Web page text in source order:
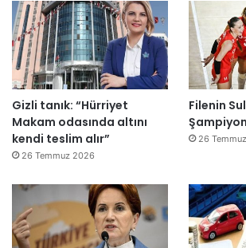
Gizli tanık: “Hürriyet
Makam odasında altını
kendi teslim alır”
26 Temmuz 2026
Filenin
Şampiyon
26